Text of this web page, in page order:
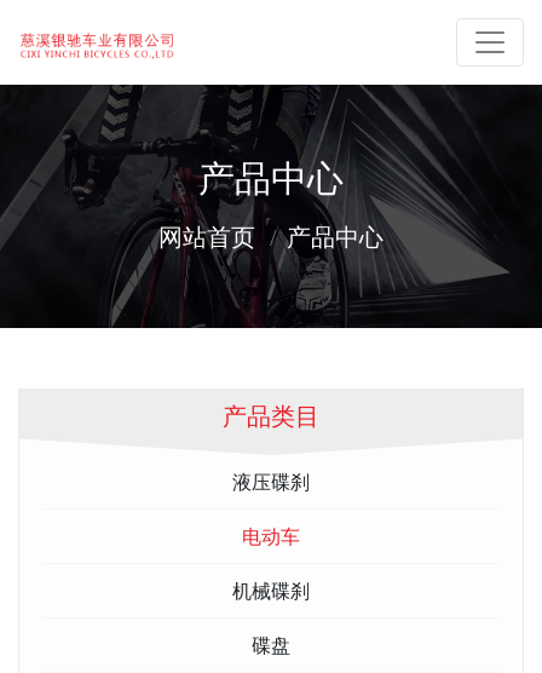
产品中心
网站首页 产品中心
产品类目
液压碟刹
电动车
机械碟刹
碟盘